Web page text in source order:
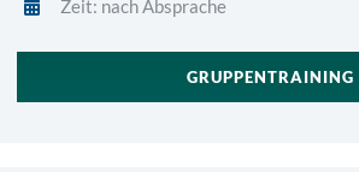
Zeit: nach Absprache
GRUPPENTRAINING